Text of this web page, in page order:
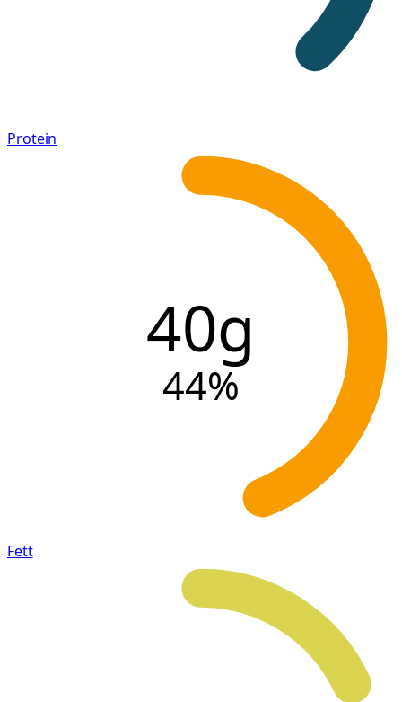
Protein
40g
44%
Fett